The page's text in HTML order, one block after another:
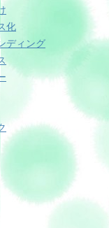
化
ディング